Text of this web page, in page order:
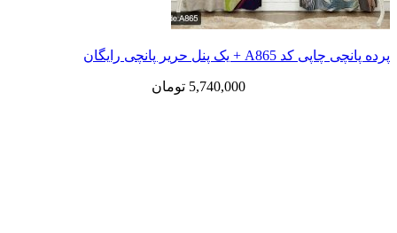
پرده پانچی چاپی کد A865 + یک پنل حریر پانچی رایگان
5,740,000 تومان